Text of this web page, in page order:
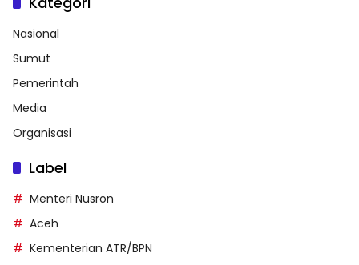
Nasional
Sumut
Pemerintah
Media
Organisasi
Label
Menteri Nusron
Aceh
Kementerian ATR/BPN